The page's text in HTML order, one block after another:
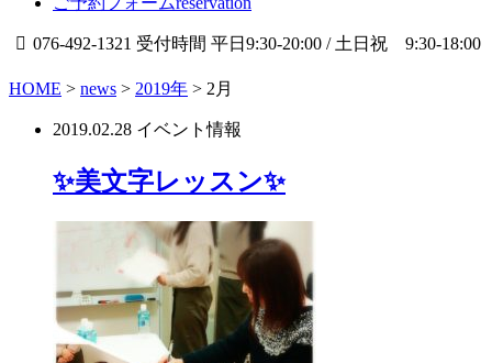
076-492-1321 受付時間 平日9:30-20:00 / 土日祝 9:30-18:00
HOME > news > 2019年 > 2月
2019.02.28 イベント情報
✨美文字レッスン✨